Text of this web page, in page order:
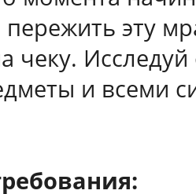
эту
чеку.
и всеми